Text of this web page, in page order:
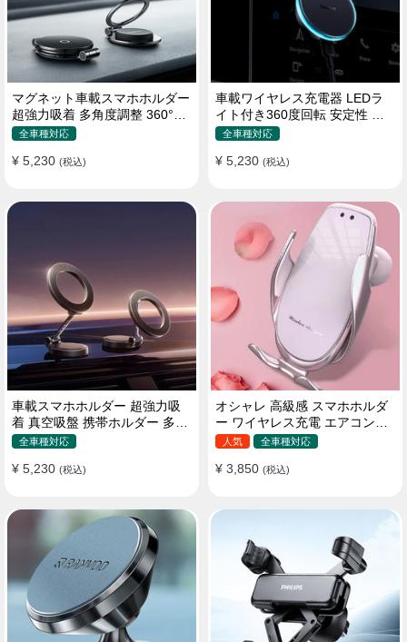
マグネット車載スマホホルダー
超強力吸着 多角度調整 360°回
転な台座 車用ホルダー 折りた
全機種対応
全車種対応
¥ 5,230 (税込)
車載ワイヤレス充電器 LEDラ
イト付き360度回転 安定性 粘
着ゲル吸盤＆エアコン吹き出し
イヤレス充電 スマホホルダー
全車種対応
¥ 5,230 (税込)
車載スマホホルダー 超強力吸
着 真空吸盤 携帯ホルダー 多角
度調整 360°回転な台座 車用ホ
カー用品 全機種対応
全車種対応
¥ 5,230 (税込)
オシャレ 高級感 スマホホルダ
ー ワイヤレス充電 エアコン吹
き出し口/ 吸盤タイプ 女性
人気 全車種対応
¥ 3,850 (税込)